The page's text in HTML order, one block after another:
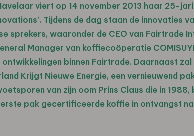
viert op 14 november 2013 haar 25-
Tijdens de dag staan de innovaties
sprekers, waaronder de CEO van Fairtrade
Manager van koffiecoöperatie
binnen Fairtrade. Daarnaast
Krijgt Nieuwe Energie, een vernieuwend
van zijn oom Prins Claus die in
pak gecertificeerde koffie in ontvangst